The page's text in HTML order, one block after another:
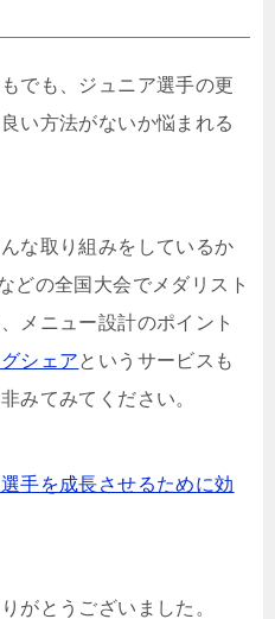
でも、ジュニア選手の更
い方法がないか悩まれる
な取り組みをしているか
どの全国大会でメダリスト
メニュー設計のポイント
シェアというサービスも
みてみてください。
選手を成長させるために効
がとうございました。